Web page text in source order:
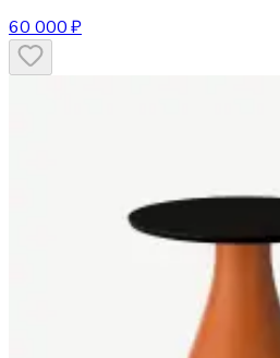
60 000 ₽